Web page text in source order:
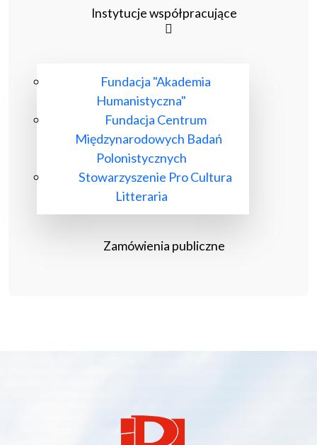
Instytucje współpracujące
Fundacja "Akademia
Humanistyczna"
Fundacja Centrum
Międzynarodowych Badań
Polonistycznych
Stowarzyszenie Pro Cultura
Litteraria
Zamówienia publiczne